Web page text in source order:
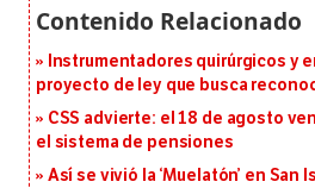
Instrumentadores quirúrgicos y
proyecto de ley que busca
CSS advierte: el 18 de agosto
el sistema de pensiones
Así se vivió la ‘Muelatón’ en San